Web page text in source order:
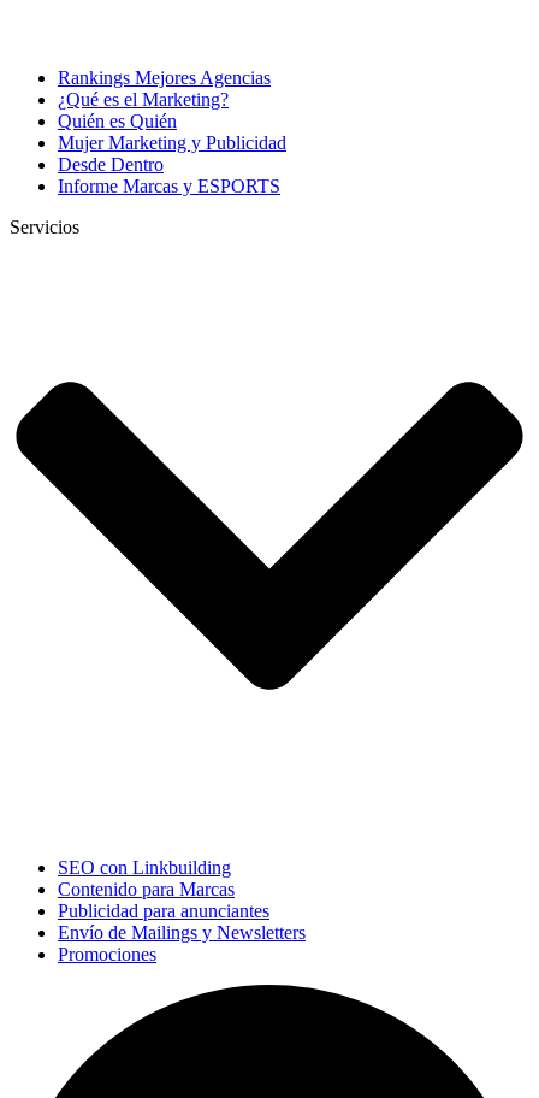
Rankings Mejores Agencias
¿Qué es el Marketing?
Quién es Quién
Mujer Marketing y Publicidad
Desde Dentro
Informe Marcas y ESPORTS
Servicios
SEO con Linkbuilding
Contenido para Marcas
Publicidad para anunciantes
Envío de Mailings y Newsletters
Promociones